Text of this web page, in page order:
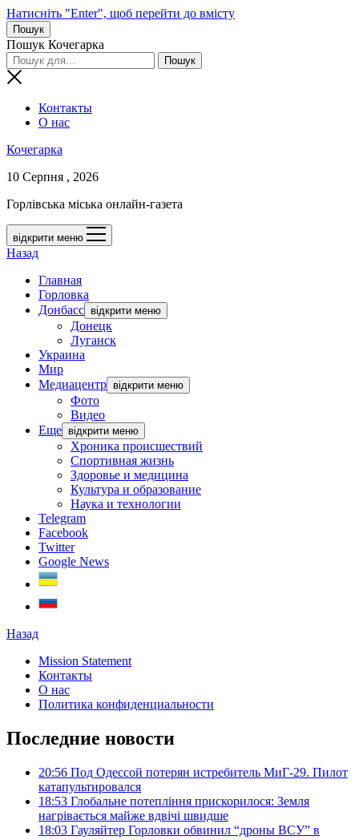
Натисніть "Enter", щоб перейти до вмісту
Пошук
Пошук Кочегарка
Контакты
О нас
Кочегарка
10 Серпня , 2026
Горлівська міська онлайн-газета
відкрити меню
Назад
Главная
Горловка
Донбасс відкрити меню
Донецк
Луганск
Украина
Мир
Медиацентр відкрити меню
Фото
Видео
Еще відкрити меню
Хроника происшествий
Спортивная жизнь
Здоровье и медицина
Культура и образование
Наука и технологии
Telegram
Facebook
Twitter
Google News
Назад
Mission Statement
Контакты
О нас
Политика конфиденциальности
Последние новости
20:56 Под Одессой потерян истребитель МиГ-29. Пилот
катапультировался
18:53 Глобальне потепління прискорилося: Земля
нагрівається майже вдвічі швидше
18:03 Гауляйтер Горловки обвинил “дроны ВСУ” в